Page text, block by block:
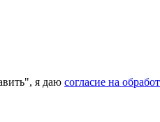
я даю согласие на